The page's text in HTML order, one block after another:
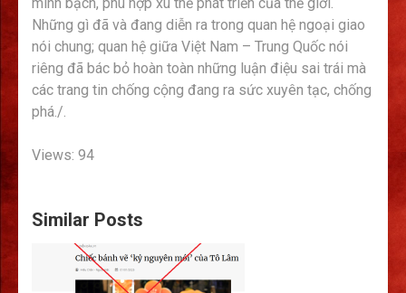
Những gì đã và đang diễn ra trong quan hệ ngoại giao
nói chung; quan hệ giữa Việt Nam – Trung Quốc nói
riêng đã bác bỏ hoàn toàn những luận điệu sai trái mà
các trang tin chống cộng đang ra sức xuyên tạc, chống
phá./.
Views: 94
Similar Posts